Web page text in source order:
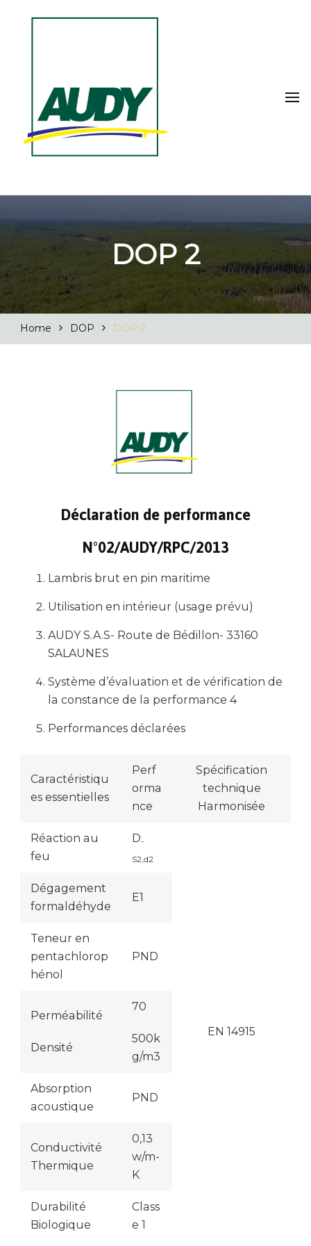
DOP 2
Home DOP DOP 2
Déclaration de performance
N°02/AUDY/RPC/2013
Lambris brut en pin maritime
Utilisation en intérieur (usage prévu)
AUDY S.A.S- Route de Bédillon- 33160
SALAUNES
Système d’évaluation et de vérification de
la constance de la performance 4
Performances déclarées
Caractéristiqu
es essentielles
Perf
orma
nce
Spécification
technique
Harmonisée
Réaction au
feu
D-
S2,d2
EN 14915
Dégagement
formaldéhyde
E1
Teneur en
pentachlorop
hénol
PND
Perméabilité
Densité
70
500k
g/m3
Absorption
acoustique
PND
Conductivité
Thermique
0,13
w/m-
K
Durabilité
Biologique
Class
e 1